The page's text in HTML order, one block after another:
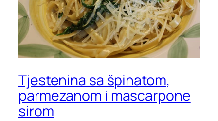
Tjestenina sa špinatom,
parmezanom i mascarpone
sirom